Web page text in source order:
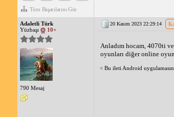
Tüm Başarılarını Gör
Adaletli Türk
Yüzbaşı
10+
790 Mesaj
20 Kasım 2023 22:29:14
Anladım hocam, 4070ti
oyunları diğer online
< Bu ileti Android